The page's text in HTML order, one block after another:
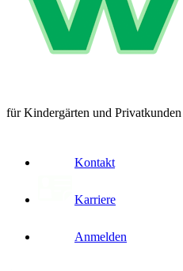
für Kindergärten und Privatkunden
Kontakt
Karriere
Anmelden